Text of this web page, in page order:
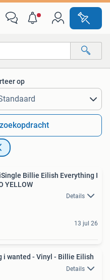
op
Billie Eilish Everything I
YELLOW
Details
13 jul 26
Everything i wanted - Vinyl - Billie Eilish
Details